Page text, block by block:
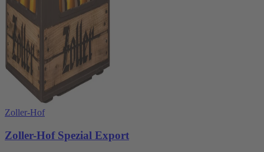
Zoller-Hof
Zoller-Hof Spezial Export